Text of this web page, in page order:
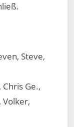
Steve,
Ge.,
Volker,